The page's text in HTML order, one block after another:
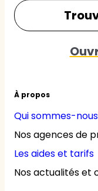
À propos
Qui sommes-
Nos agences de
Les aides et tarifs
Nos actualités et